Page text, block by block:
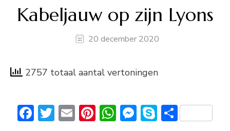
Kabeljauw op zijn Lyons
20 december 2020
2757 totaal aantal vertoningen
Facebook
Twitter
EmailPinterest
WhatsApp
Messenger
Skype
Delen